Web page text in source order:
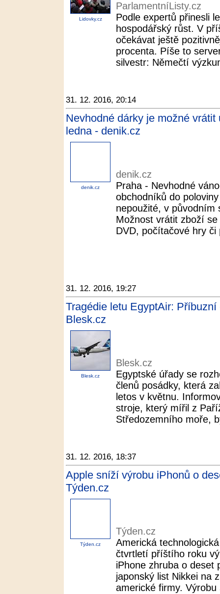
Lidovky.cz
ParlamentníListy.cz
Podle expertů přinesli
hospodářský růst. V
očekávat ještě
procenta. Píše to
silvestr: Němečtí
31. 12. 2016, 20:14
Nevhodné dárky je možné
ledna - denik.cz
denik.cz
denik.cz
Praha - Nevhodné
obchodníků do
nepoužité, v původním
Možnost vrátit zboží
DVD, počítačové hry
31. 12. 2016, 19:27
Tragédie letu EgyptAir:
Blesk.cz
Blesk.cz
Blesk.cz
Egyptské úřady se
členů posádky, která
letos v květnu.
stroje, který mířil z
Středozemního moře,
31. 12. 2016, 18:37
Apple sníží výrobu iPhonů o
Týden.cz
Týden.cz
Týden.cz
Americká
čtvrtletí příštího roku
iPhone zhruba o deset
japonský list Nikkei na
americké firmy.